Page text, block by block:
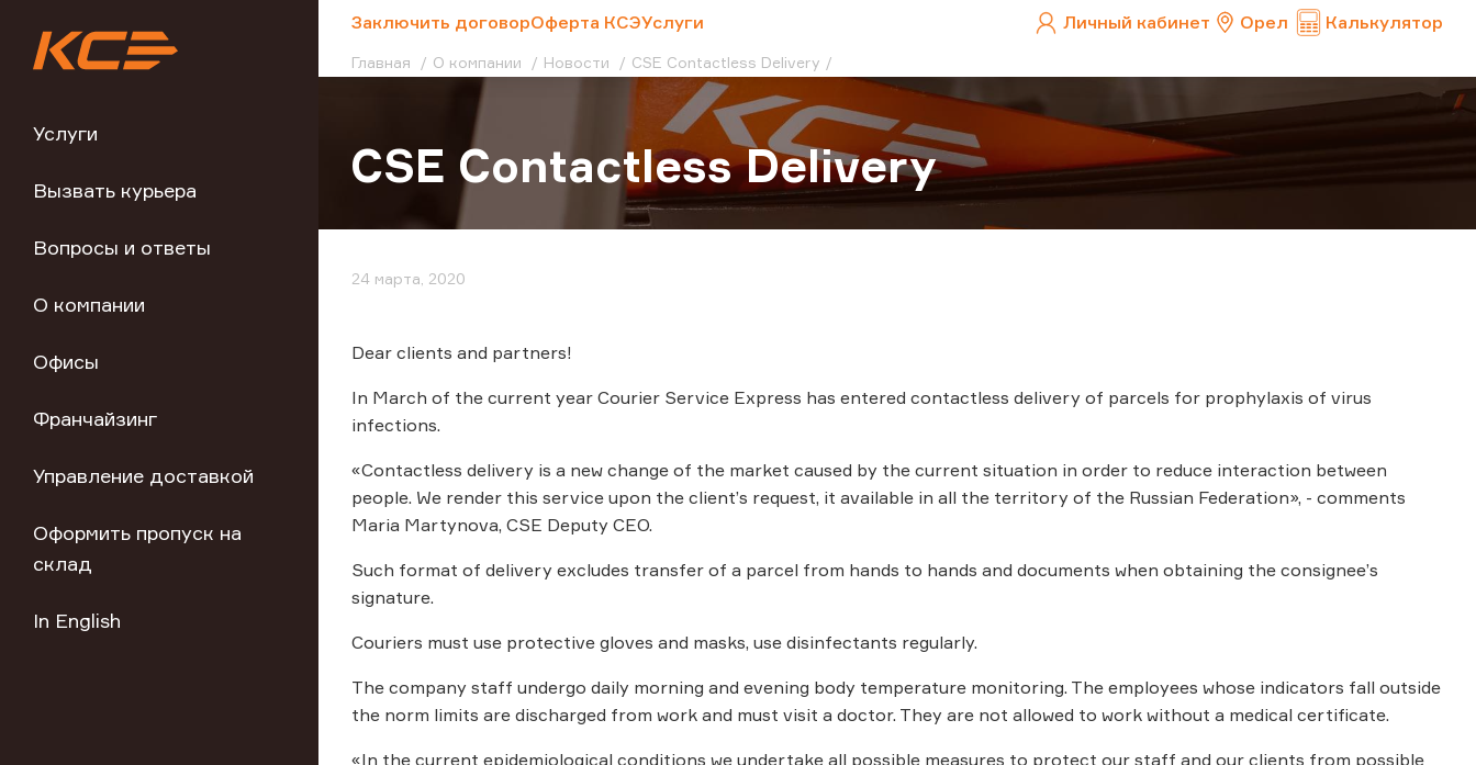
Услуги
Вызвать курьера
Вопросы и ответы
О компании
Офисы
Франчайзинг
Управление доставкой
Оформить пропуск на
склад
In English
Заключить договорОферта КСЭУслуги Личный кабинет Орел Калькулятор
Главная О компании Новости CSE Contactless Delivery
CSE Contactless Delivery
24 марта, 2020
Dear clients and partners!
In March of the current year Courier Service Express has entered contactless delivery of parcels for prophylaxis of virus
infections.
«Contactless delivery is a new change of the market caused by the current situation in order to reduce interaction between
people. We render this service upon the client’s request, it available in all the territory of the Russian Federation», - comments
Maria Martynova, CSE Deputy CEO.
Such format of delivery excludes transfer of a parcel from hands to hands and documents when obtaining the consignee’s
signature.
Couriers must use protective gloves and masks, use disinfectants regularly.
The company staff undergo daily morning and evening body temperature monitoring. The employees whose indicators fall outside
the norm limits are discharged from work and must visit a doctor. They are not allowed to work without a medical certificate.
«In the current epidemiological conditions we undertake all possible measures to protect our staff and our clients from possible